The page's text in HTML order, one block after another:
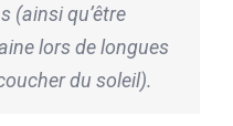
(ainsi qu’être
lors de longues
du soleil).